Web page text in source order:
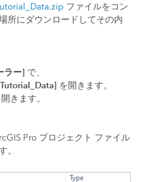
ファイルをコン
所にダウンロードしてその内
ラー] で、
を開きます。
きます。
Pro プロジェクト ファイル
。